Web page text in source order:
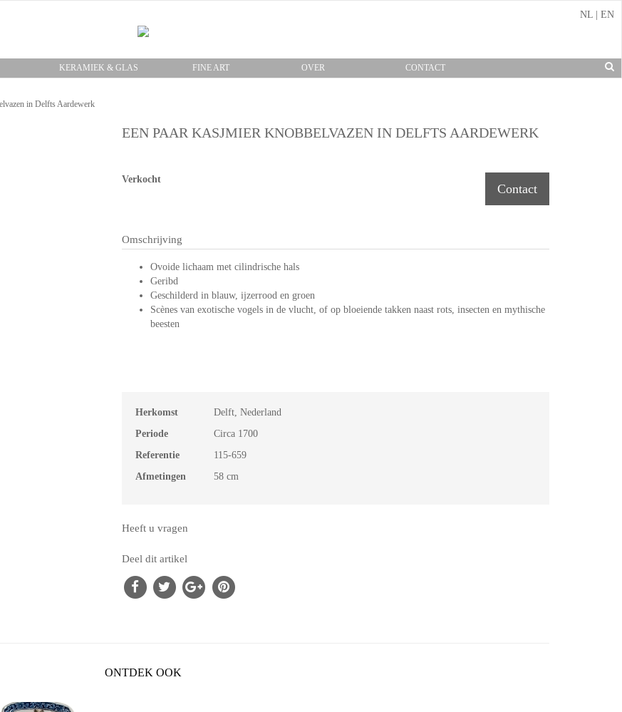
KERAMIEK & GLAS FINE ART OVER CONTACT
NL EN
in Delfts Aardewerk
EEN PAAR KASJMIER KNOBBELVAZEN IN DELFTS AARDEWERK
Verkocht
Contact
Omschrijving
Ovoide lichaam met cilindrische hals
Geribd
Geschilderd in blauw, ijzerrood en groen
Scènes van exotische vogels in de vlucht, of op bloeiende takken naast rots, insecten en mythische
beesten
Herkomst
Delft, Nederland
Periode
Circa 1700
Referentie
115-659
Afmetingen
58 cm
Heeft u vragen
Deel dit artikel
ONTDEK OOK